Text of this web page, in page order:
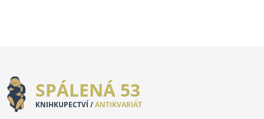
SPÁLENÁ 53
KNIHKUPECTVÍ /ANTIKVARIÁT